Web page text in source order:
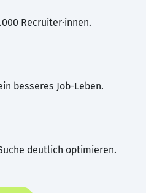
Recruiter·innen.
besseres Job-Leben.
deutlich optimieren.